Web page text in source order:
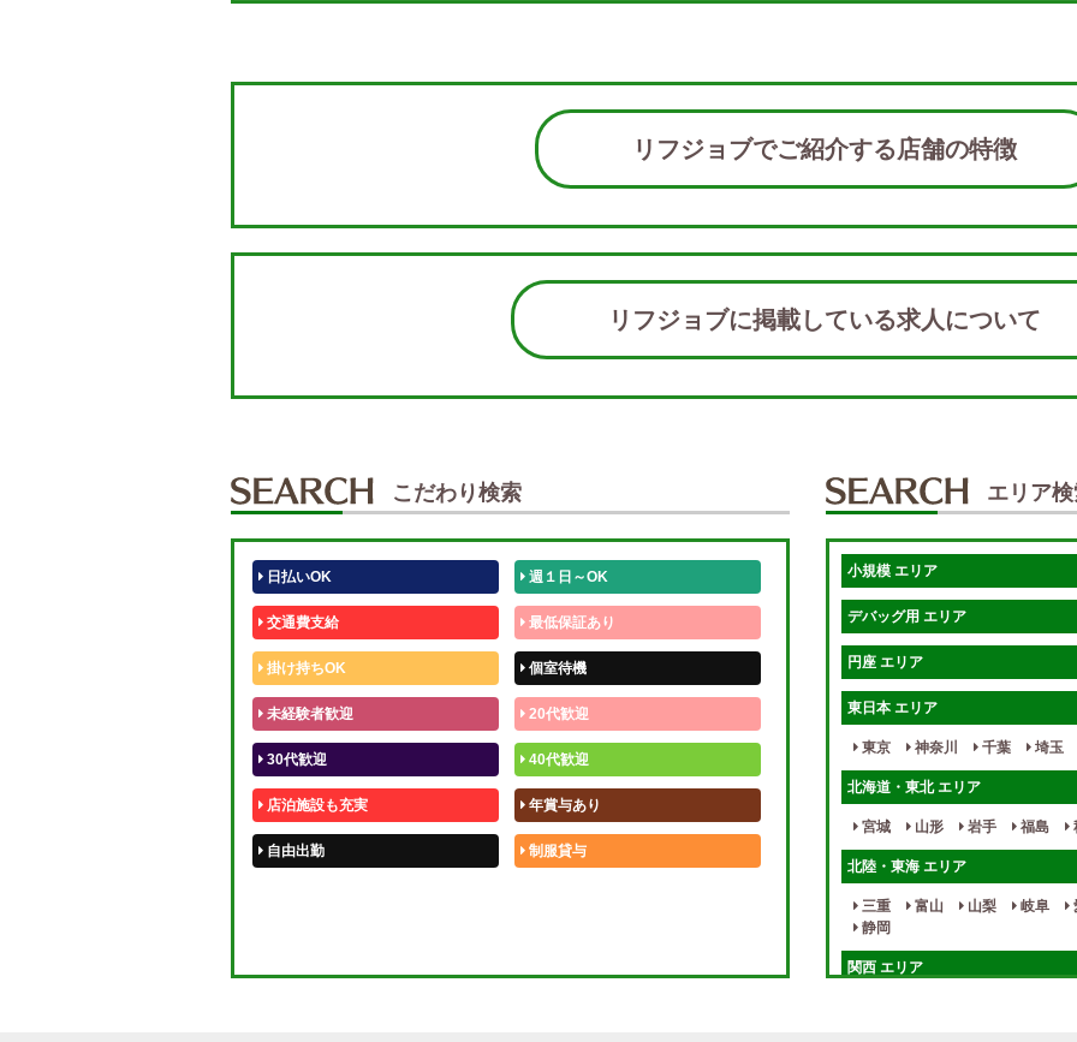
リフジョブでご紹介する店舗の特徴
リフジョブに掲載している求人につい
こだわり検索
日払いOK 週１日～OK
交通費支給 最低保証あり
掛け持ちOK 個室待機
未経験者歓迎 20代歓迎
30代歓迎 40代歓迎
店泊施設も充実 年賞与あり
自由出勤 制服貸与
エリア
小規模 エリア
デバッグ用 エリア
円座 エリア
東日本 エリア
東京 神奈川 千葉 埼玉
北海道・東北 エリア
宮城 山形 岩手 福島
北陸・東海 エリア
三重 富山 山梨 岐阜
静岡
関西 エリア